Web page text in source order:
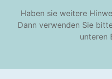
Haben sie weitere
Dann verwenden Sie
unteren